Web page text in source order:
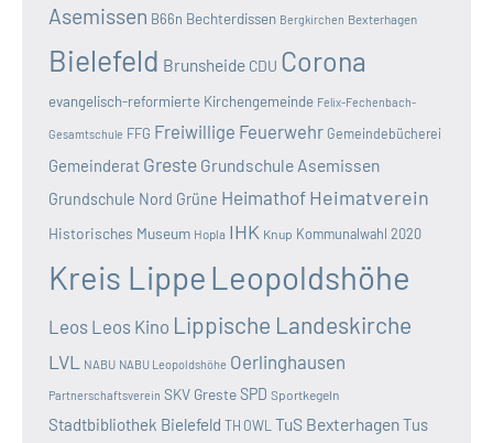
Asemissen B66n Bechterdissen Bergkirchen Bexterhagen
Bielefeld Brunsheide CDU Corona
evangelisch-reformierte Kirchengemeinde Felix-Fechenbach-
Gesamtschule FFG Freiwillige Feuerwehr Gemeindebücherei
Gemeinderat Greste Grundschule Asemissen
Grundschule Nord Grüne Heimathof Heimatverein
Historisches Museum Hopla IHK Knup Kommunalwahl 2020
Kreis Lippe Leopoldshöhe
Leos Leos Kino Lippische Landeskirche
LVL NABU NABU Leopoldshöhe Oerlinghausen
Partnerschaftsverein SKV GresteSPD Sportkegeln
Stadtbibliothek Bielefeld TH OWL TuS BexterhagenTus